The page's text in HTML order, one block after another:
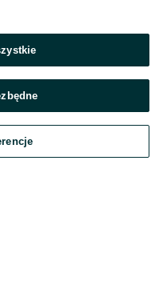
dostawców wskazanych powyżej,
w jego aktualnym brzmieniu.